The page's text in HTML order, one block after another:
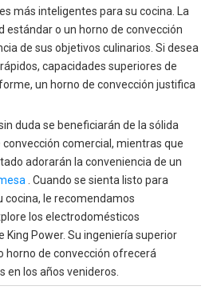
más inteligentes para su cocina. La
estándar o un horno de convección
de sus objetivos culinarios. Si desea
capacidades superiores de
un horno de convección justifica
duda se beneficiarán de la sólida
comercial, mientras que
adorarán la conveniencia de un
. Cuando se sienta listo para
cocina, le recomendamos
los electrodomésticos
King Power. Su ingeniería superior
horno de convección ofrecerá
en los años venideros.